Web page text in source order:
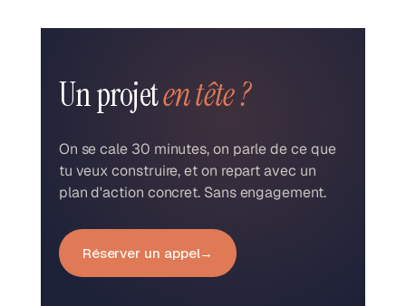
Un projeten tête ?
On se cale 30 minutes, on parle de ce que
tu veux construire, et on repart avec un
plan d'action concret. Sans engagement.
Réserver un appel→